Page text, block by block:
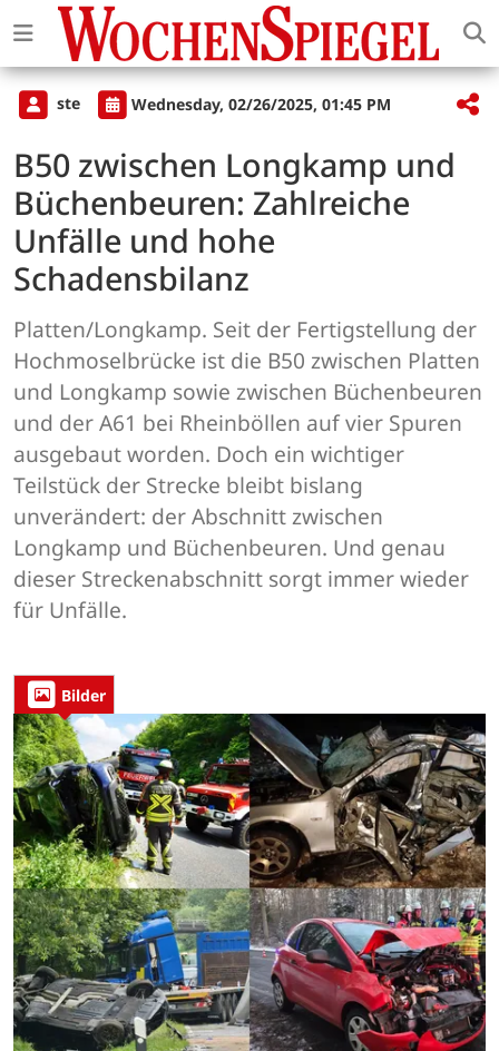
ste Wednesday, 02/26/2025, 01:45 PM
B50 zwischen Longkamp und
Büchenbeuren: Zahlreiche
Unfälle und hohe
Schadensbilanz
Platten/Longkamp. Seit der Fertigstellung der
Hochmoselbrücke ist die B50 zwischen Platten
und Longkamp sowie zwischen Büchenbeuren
und der A61 bei Rheinböllen auf vier Spuren
ausgebaut worden. Doch ein wichtiger
Teilstück der Strecke bleibt bislang
unverändert: der Abschnitt zwischen
Longkamp und Büchenbeuren. Und genau
dieser Streckenabschnitt sorgt immer wieder
für Unfälle.
Bilder